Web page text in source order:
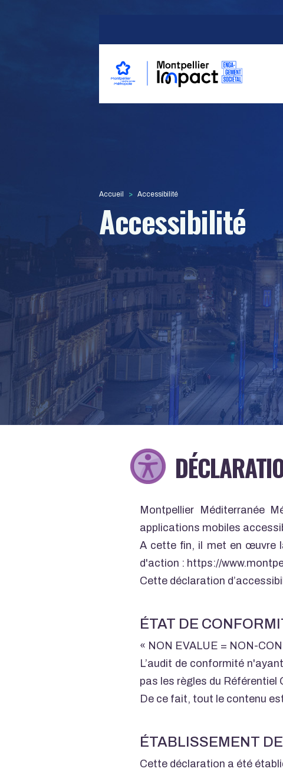
Navigation principale
Accueil Accessibilité
Accessibilité
Montpellier Méditerranée
applications mobiles
A cette fin, il met en œuvre
d'action : https://
Cette déclaration
ÉTAT DE
« NON EVALUE = NON-
L’audit de conformité
pas les règles du Référentiel
De ce fait, tout le contenu
ÉTABLISSEMENT
Cette déclaration a été